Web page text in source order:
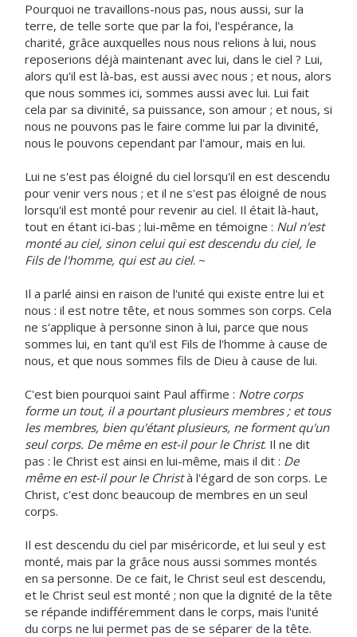
Pourquoi ne travaillons-nous pas, nous aussi, sur la
terre, de telle sorte que par la foi, l'espérance, la
charité, grâce auxquelles nous nous relions à lui, nous
reposerions déjà maintenant avec lui, dans le ciel ? Lui,
alors qu'il est là-bas, est aussi avec nous ; et nous, alors
que nous sommes ici, sommes aussi avec lui. Lui fait
cela par sa divinité, sa puissance, son amour ; et nous, si
nous ne pouvons pas le faire comme lui par la divinité,
nous le pouvons cependant par l'amour, mais en lui.
Lui ne s'est pas éloigné du ciel lorsqu'il en est descendu
pour venir vers nous ; et il ne s'est pas éloigné de nous
lorsqu'il est monté pour revenir au ciel. Il était là-haut,
tout en étant ici-bas ; lui-même en témoigne : Nul n'est
monté au ciel, sinon celui qui est descendu du ciel, le
Fils de l'homme, qui est au ciel. ~
Il a parlé ainsi en raison de l'unité qui existe entre lui et
nous : il est notre tête, et nous sommes son corps. Cela
ne s'applique à personne sinon à lui, parce que nous
sommes lui, en tant qu'il est Fils de l'homme à cause de
nous, et que nous sommes fils de Dieu à cause de lui.
C'est bien pourquoi saint Paul affirme : Notre corps
forme un tout, il a pourtant plusieurs membres ; et tous
les membres, bien qu'étant plusieurs, ne forment qu'un
seul corps. De même en est-il pour le Christ. Il ne dit
pas : le Christ est ainsi en lui-même, mais il dit : De
même en est-il pour le Christà l'égard de son corps. Le
Christ, c'est donc beaucoup de membres en un seul
corps.
Il est descendu du ciel par miséricorde, et lui seul y est
monté, mais par la grâce nous aussi sommes montés
en sa personne. De ce fait, le Christ seul est descendu,
et le Christ seul est monté ; non que la dignité de la tête
se répande indifféremment dans le corps, mais l'unité
du corps ne lui permet pas de se séparer de la tête.